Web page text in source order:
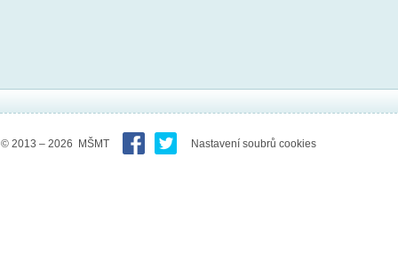
© 2013 – 2026 MŠMT Nastavení soubrů cookies